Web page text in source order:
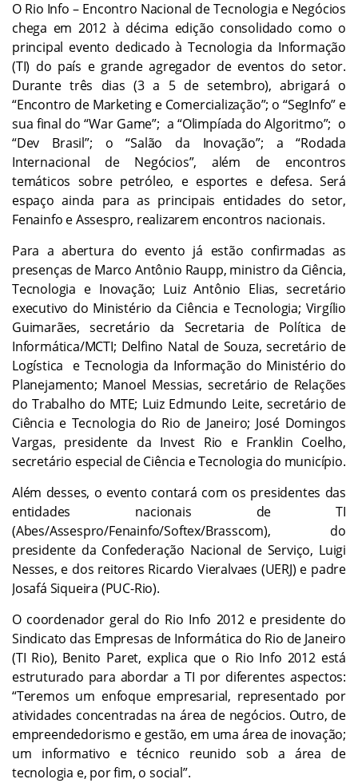
O Rio Info – Encontro Nacional de Tecnologia e Negócios
chega em 2012 à décima edição consolidado como o
principal evento dedicado à Tecnologia da Informação
(TI) do país e grande agregador de eventos do setor.
Durante três dias (3 a 5 de setembro), abrigará o
“Encontro de Marketing e Comercialização”; o “SegInfo” e
sua final do “War Game”; a “Olimpíada do Algoritmo”; o
“Dev Brasil”; o “Salão da Inovação”; a “Rodada
Internacional de Negócios”, além de encontros
temáticos sobre petróleo, e esportes e defesa. Será
espaço ainda para as principais entidades do setor,
Fenainfo e Assespro, realizarem encontros nacionais.
Para a abertura do evento já estão confirmadas as
presenças de Marco Antônio Raupp, ministro da Ciência,
Tecnologia e Inovação; Luiz Antônio Elias, secretário
executivo do Ministério da Ciência e Tecnologia; Virgílio
Guimarães, secretário da Secretaria de Política de
Informática/MCTI; Delfino Natal de Souza, secretário de
Logística e Tecnologia da Informação do Ministério do
Planejamento; Manoel Messias, secretário de Relações
do Trabalho do MTE; Luiz Edmundo Leite, secretário de
Ciência e Tecnologia do Rio de Janeiro; José Domingos
Vargas, presidente da Invest Rio e Franklin Coelho,
secretário especial de Ciência e Tecnologia do município.
Além desses, o evento contará com os presidentes das
entidades nacionais de TI
(Abes/Assespro/Fenainfo/Softex/Brasscom), do
presidente da Confederação Nacional de Serviço, Luigi
Nesses, e dos reitores Ricardo Vieralvaes (UERJ) e padre
Josafá Siqueira (PUC-Rio).
O coordenador geral do Rio Info 2012 e presidente do
Sindicato das Empresas de Informática do Rio de Janeiro
(TI Rio), Benito Paret, explica que o Rio Info 2012 está
estruturado para abordar a TI por diferentes aspectos:
“Teremos um enfoque empresarial, representado por
atividades concentradas na área de negócios. Outro, de
empreendedorismo e gestão, em uma área de inovação;
um informativo e técnico reunido sob a área de
tecnologia e, por fim, o social”.